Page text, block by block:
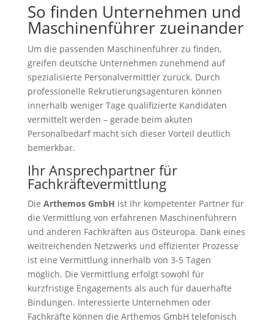
So finden Unternehmen und
Maschinenführer zueinander
Um die passenden Maschinenführer zu finden,
greifen deutsche Unternehmen zunehmend auf
spezialisierte Personalvermittler zurück. Durch
professionelle Rekrutierungsagenturen können
innerhalb weniger Tage qualifizierte Kandidaten
vermittelt werden – gerade beim akuten
Personalbedarf macht sich dieser Vorteil deutlich
bemerkbar.
Ihr Ansprechpartner für
Fachkräftevermittlung
Die Arthemos GmbH ist Ihr kompetenter Partner für
die Vermittlung von erfahrenen Maschinenführern
und anderen Fachkräften aus Osteuropa. Dank eines
weitreichenden Netzwerks und effizienter Prozesse
ist eine Vermittlung innerhalb von 3-5 Tagen
möglich. Die Vermittlung erfolgt sowohl für
kurzfristige Engagements als auch für dauerhafte
Bindungen. Interessierte Unternehmen oder
Fachkräfte können die Arthemos GmbH telefonisch